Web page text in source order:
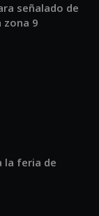
señalado de
9
la feria de